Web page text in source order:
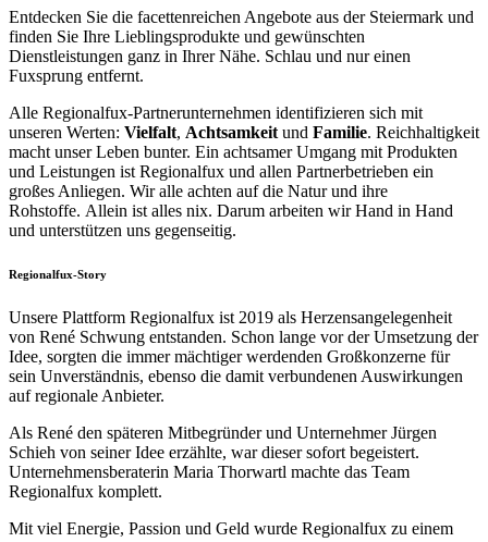
Entdecken Sie die facettenreichen Angebote aus der Steiermark und
finden Sie Ihre Lieblingsprodukte und gewünschten
Dienstleistungen ganz in Ihrer Nähe. Schlau und nur einen
Fuxsprung entfernt.
Alle Regionalfux-Partnerunternehmen identifizieren sich mit
unseren Werten: Vielfalt, Achtsamkeit und Familie. Reichhaltigkeit
macht unser Leben bunter. Ein achtsamer Umgang mit Produkten
und Leistungen ist Regionalfux und allen Partnerbetrieben ein
großes Anliegen. Wir alle achten auf die Natur und ihre
Rohstoffe. Allein ist alles nix. Darum arbeiten wir Hand in Hand
und unterstützen uns gegenseitig.
Regionalfux-Story
Unsere Plattform Regionalfux ist 2019 als Herzensangelegenheit
von René Schwung entstanden. Schon lange vor der Umsetzung der
Idee, sorgten die immer mächtiger werdenden Großkonzerne für
sein Unverständnis, ebenso die damit verbundenen Auswirkungen
auf regionale Anbieter.
Als René den späteren Mitbegründer und Unternehmer Jürgen
Schieh von seiner Idee erzählte, war dieser sofort begeistert.
Unternehmensberaterin Maria Thorwartl machte das Team
Regionalfux komplett.
Mit viel Energie, Passion und Geld wurde Regionalfux zu einem